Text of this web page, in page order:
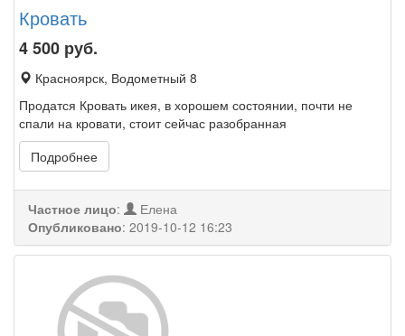
Кровать
4 500 руб.
Красноярск, Водометный 8
Продатся Кровать икея, в хорошем состоянии, почти не
спали на кровати, стоит сейчас разобранная
Подробнее
Частное лицо:
Елена
Опубликовано: 2019-10-12 16:23